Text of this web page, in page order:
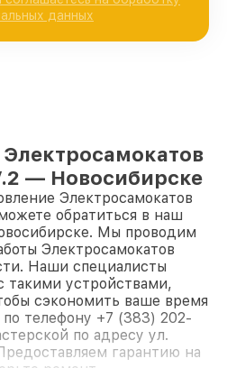
данных
— Новосибирске
Электросамокатов
обратиться в наш
Мы проводим
Электросамокатов
Наши специалисты
такими устройствами,
сэкономить ваше время
телефону +7 (383) 202-
по адресу ул.
гарантию на